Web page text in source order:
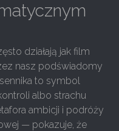
działają jak film
nasz podświadomy
to symbol
albo strachu
ambicji i podróży
— pokazuje, że